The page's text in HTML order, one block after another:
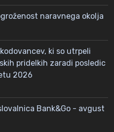
naravnega okolja
ki so utrpeli
pridelkih zaradi posledic
2026
Bank&Go - avgust